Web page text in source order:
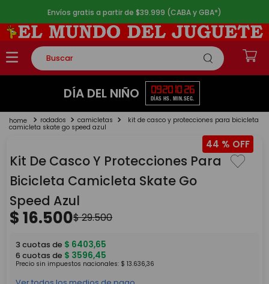
Envíos gratis a partir de $39.999 (CABA y GBA*)
Buscar
TÉRMINOS MÁS BUSCADOS
2.
lego
4.
monopatin
5. toy story
DÍA DEL NIÑO 09
DÍAS
20
HS.
10
MIN.
25
SEG.
rodados camicletas kit de casco y protecciones para bicicleta
camicleta skate go speed azul
44 %
Kit De Casco Y Protecciones Para
Bicicleta Camicleta Skate Go
Speed Azul
$16.500$29.500
3 cuotas de $ 6403,65
6 cuotas de $ 3596,45
Precio sin impuestos nacionales: $ 13.636,36